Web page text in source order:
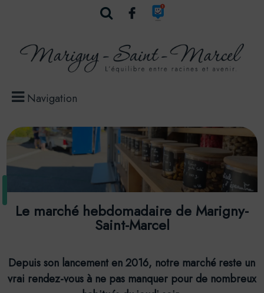
Navigation
Le marché hebdomadaire de Marigny-
Saint-Marcel
Depuis son lancement en 2016, notre marché reste un
vrai rendez-vous à ne pas manquer pour de nombreux